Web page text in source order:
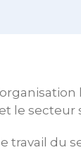
le secteur
travail du